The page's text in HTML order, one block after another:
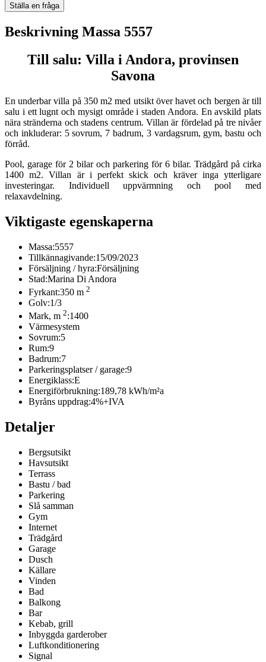
Ställa en fråga
Beskrivning Massa 5557
Till salu: Villa i Andora, provinsen
Savona
En underbar villa på 350 m2 med utsikt över havet och bergen är till
salu i ett lugnt och mysigt område i staden Andora. En avskild plats
nära stränderna och stadens centrum. Villan är fördelad på tre nivåer
och inkluderar: 5 sovrum, 7 badrum, 3 vardagsrum, gym, bastu och
förråd.
Pool, garage för 2 bilar och parkering för 6 bilar. Trädgård på cirka
1400 m2. Villan är i perfekt skick och kräver inga ytterligare
investeringar. Individuell uppvärmning och pool med
relaxavdelning.
Viktigaste egenskaperna
Massa:5557
Tillkännagivande:15/09/2023
Försäljning / hyra:Försäljning
Stad:Marina Di Andora
Fyrkant:350 m 2
Golv:1/3
Mark, m 2:1400
Värmesystem
Sovrum:5
Rum:9
Badrum:7
Parkeringsplatser / garage:9
Energiklass:E
Energiförbrukning:189,78 kWh/m²a
Byråns uppdrag:4%+IVA
Detaljer
Bergsutsikt
Havsutsikt
Terrass
Bastu / bad
Parkering
Slå samman
Gym
Internet
Trädgård
Garage
Dusch
Källare
Vinden
Bad
Balkong
Bar
Kebab, grill
Inbyggda garderober
Luftkonditionering
Signal